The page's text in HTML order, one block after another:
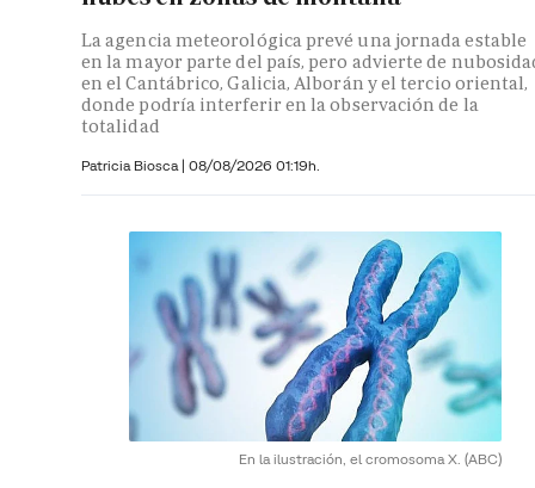
La agencia meteorológica prevé una jornada estable
en la mayor parte del país, pero advierte de
en el Cantábrico, Galicia, Alborán y el tercio oriental,
donde podría interferir en la observación de la
totalidad
Patricia Biosca | 08/08/2026 01:19h.
En la ilustración, el cromosoma X. (ABC)